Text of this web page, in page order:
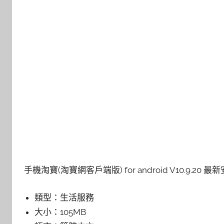
手機淘寶(淘寶網客戶端版) for android V10.9.20 最新
類型： 生活服務
大小：105MB